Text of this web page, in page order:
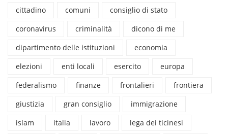
cittadino
comuni
consiglio di stato
coronavirus
criminalità
dicono di me
dipartimento delle istituzioni
economia
elezioni
enti locali esercito
europa
federalismo
finanze frontalieri
frontiera
giustizia
gran consiglio
immigrazione
islam
italia lavoro
lega dei ticinesi